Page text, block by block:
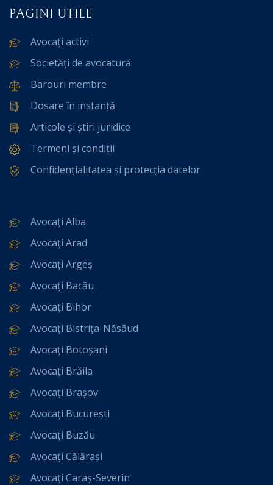
PAGINI UTILE
Avocați activi
Societăți de avocatură
Barouri membre
Dosare în instanță
Articole și știri juridice
Termeni și condiții
Confidențialitatea și protecția datelor
Avocați Alba
Avocați Arad
Avocați Argeș
Avocați Bacău
Avocați Bihor
Avocați Bistrița-Năsăud
Avocați Botoșani
Avocați Brăila
Avocați Brașov
Avocați București
Avocați Buzău
Avocați Călărași
Avocați Caraș-Severin